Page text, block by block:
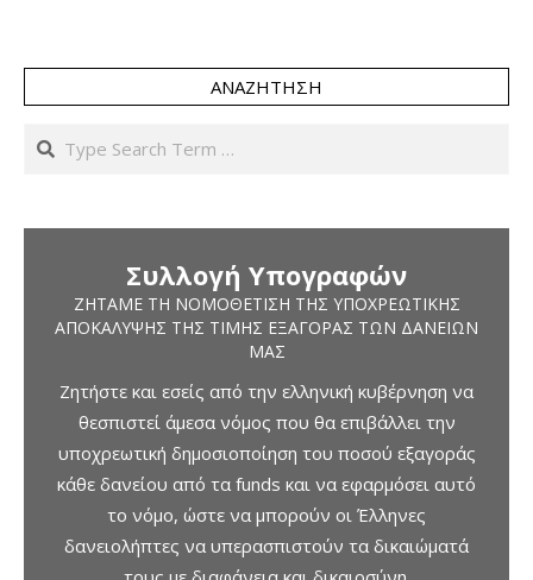
ΑΝΑΖΉΤΗΣΗ
Search
Συλλογή Υπογραφών
ΖΗΤΆΜΕ ΤΗ ΝΟΜΟΘΈΤΙΣΗ ΤΗΣ ΥΠΟΧΡΕΩΤΙΚΉΣ
ΑΠΟΚΆΛΥΨΗΣ ΤΗΣ ΤΙΜΉΣ ΕΞΑΓΟΡΆΣ ΤΩΝ ΔΑΝΕΊΩΝ
ΜΑΣ
Ζητήστε και εσείς από την ελληνική κυβέρνηση να
θεσπιστεί άμεσα νόμος που θα επιβάλλει την
υποχρεωτική δημοσιοποίηση του ποσού εξαγοράς
κάθε δανείου από τα funds και να εφαρμόσει αυτό
το νόμο, ώστε να μπορούν οι Έλληνες
δανειολήπτες να υπερασπιστούν τα δικαιώματά